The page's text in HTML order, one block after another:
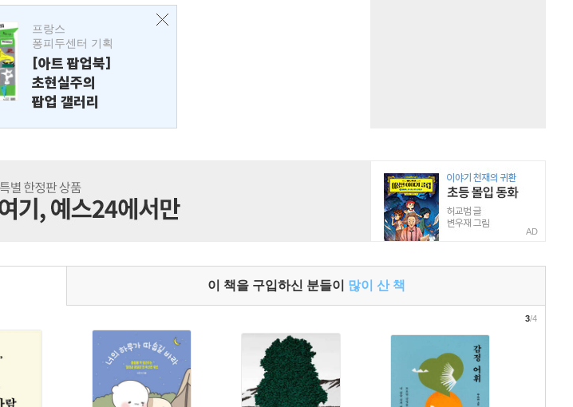
프랑스
퐁피두센터 기획
[아트 팝업북]
초현실주의
팝업 갤러리
AD
이 책을 구입하신 분들이 많이 산 책
3/4